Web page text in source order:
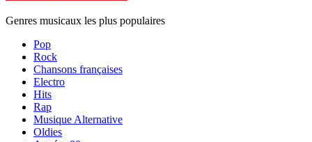
Genres musicaux les plus populaires
Pop
Rock
Chansons françaises
Electro
Hits
Rap
Musique Alternative
Oldies